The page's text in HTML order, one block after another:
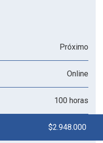
Próximo
Online
100 horas
$2.948.000